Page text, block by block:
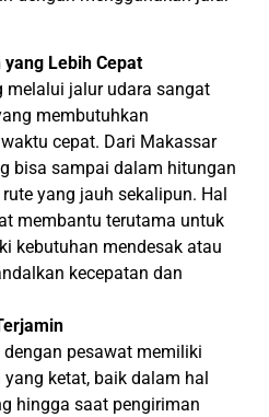
Lebih Cepat
melalui jalur udara sangat
membutuhkan
cepat. Dari Makassar
bisa sampai dalam hitungan
yang jauh sekalipun. Hal
membantu terutama untuk
kebutuhan mendesak atau
kecepatan dan
dengan pesawat memiliki
ketat, baik dalam hal
hingga saat pengiriman